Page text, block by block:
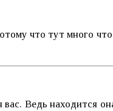
что тут много
Ведь находится